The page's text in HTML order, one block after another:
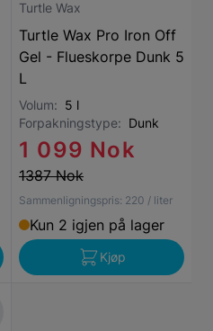
Turtle Wax
Turtle Wax Pro Iron Off
Gel - Flueskorpe Dunk 5
L
Volum: 5 l
Forpakningstype: Dunk
1 099 Nok
1387 Nok
Sammenligningspris: 220 / liter
Kun 2 igjen på lager
Kjøp